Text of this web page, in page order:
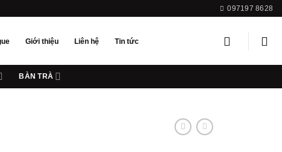
097197 8628
Giới thiệu Liên hệ Tin tức
BÀN TRÀ